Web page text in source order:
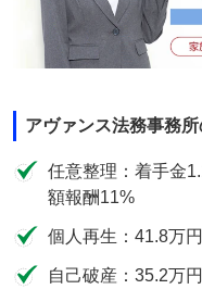
アヴァンス法務事務
任意整理：着手金
額報酬11%
個人再生：41.8万
自己破産：35.2万